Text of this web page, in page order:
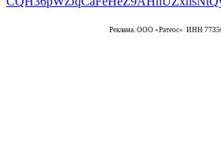
Реклама. ООО «Ратеос» ИНН